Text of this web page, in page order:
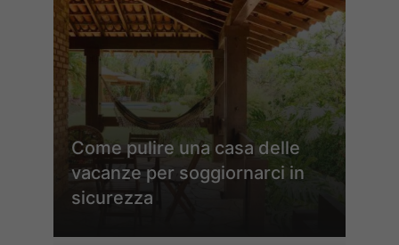
Come pulire una casa delle
vacanze per soggiornarci in
sicurezza